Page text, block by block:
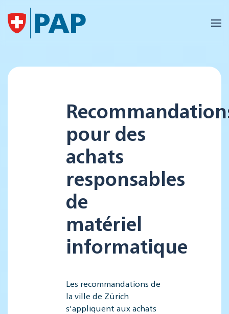
Accéder au contenu principal
pour des
achats
responsables
de
matériel
informatique
Les recommandations de
la ville de Zürich
s'appliquent aux achats